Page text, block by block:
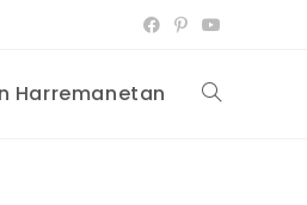
Harremanetan